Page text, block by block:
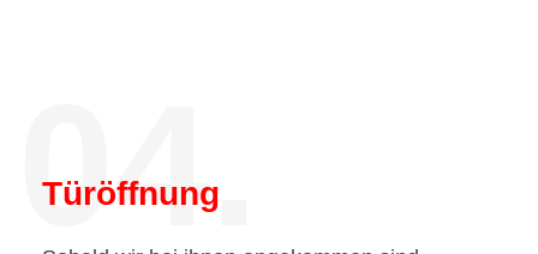
04.
Türöffnung